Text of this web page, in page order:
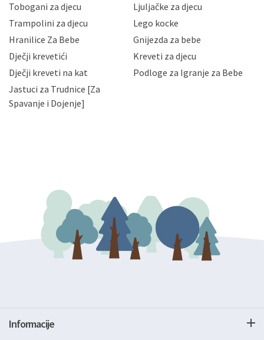
priopćavanje osobnih podataka samo onim svojim
zaposlenicima kojima su isti potrebni radi provedbe
slučajevima koji su dozvoljeni zakonima. Napominjemo
da možete u svako doba, u potpunosti ili djelomice,
zatražiti prestanak aktivnosti obrade Vaših osobnih
podataka. Opoziv privole možete podnijeti poštom na
gore navedenu adresu ili e-mailom na adresu:
Tobogani za djecu
Ljuljačke za djecu
Trampolini za djecu
Lego kocke
Hranilice Za Bebe
Gnijezda za bebe
Dječji krevetići
Kreveti za djecu
Dječji kreveti na kat
Podloge za Igranje za Bebe
Jastuci za Trudnice [Za
Spavanje i Dojenje]
Informacije